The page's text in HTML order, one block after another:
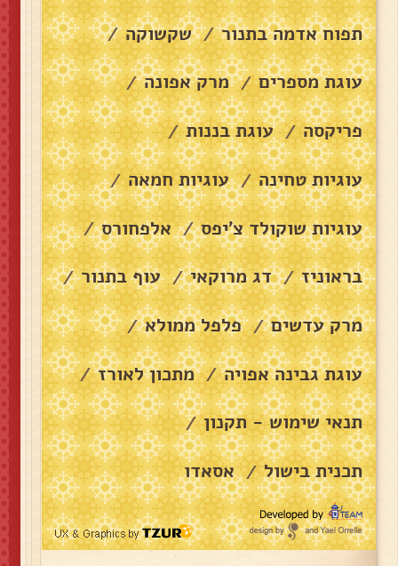
תפוח אדמה בתנור / שקשוקה /
עוגת מספרים / מרק אפונה /
פריקסה / עוגת בננות /
עוגיות טחינה / עוגיות חמאה /
עוגיות שוקולד צ׳יפס / אלפחורס /
בראוניז / דג מרוקאי / עוף בתנור /
מרק עדשים / פלפל ממולא /
עוגת גבינה אפויה / מתכון לאורז /
תנאי שימוש - תקנון /
תכנית בישול / אסאדו